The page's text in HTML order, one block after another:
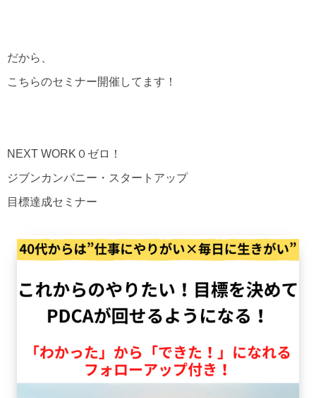
だから、
こちらのセミナー開催してます！
NEXT WORK０ゼロ！
ジブンカンパニー・スタートアップ
目標達成セミナー